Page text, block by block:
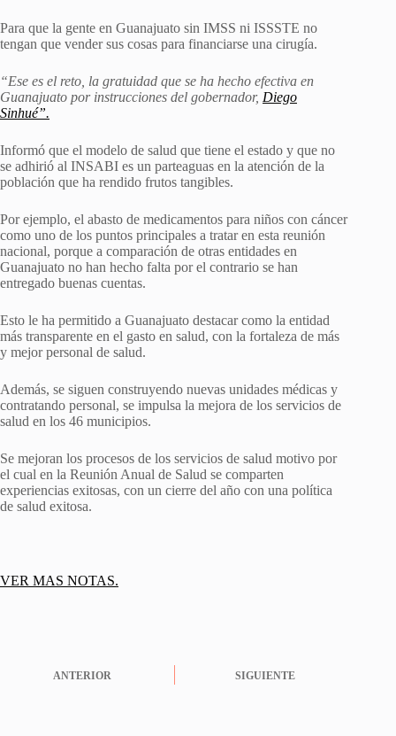
Para que la gente en Guanajuato sin IMSS ni ISSSTE no
tengan que vender sus cosas para financiarse una cirugía.
“Ese es el reto, la gratuidad que se ha hecho efectiva en
Guanajuato por instrucciones del gobernador, Diego
Sinhué”.
Informó que el modelo de salud que tiene el estado y que no
se adhirió al INSABI es un parteaguas en la atención de la
población que ha rendido frutos tangibles.
Por ejemplo, el abasto de medicamentos para niños con cáncer
como uno de los puntos principales a tratar en esta reunión
nacional, porque a comparación de otras entidades en
Guanajuato no han hecho falta por el contrario se han
entregado buenas cuentas.
Esto le ha permitido a Guanajuato destacar como la entidad
más transparente en el gasto en salud, con la fortaleza de más
y mejor personal de salud.
Además, se siguen construyendo nuevas unidades médicas y
contratando personal, se impulsa la mejora de los servicios de
salud en los 46 municipios.
Se mejoran los procesos de los servicios de salud motivo por
el cual en la Reunión Anual de Salud se comparten
experiencias exitosas, con un cierre del año con una política
de salud exitosa.
VER MAS NOTAS.
ANTERIOR SIGUIENTE